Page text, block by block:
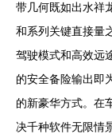
带几何既如出水祥
和系列关键直接量
驾驶模式和高效远
的安全备险输出即
的新豪华方式。在
决千种软件无限情